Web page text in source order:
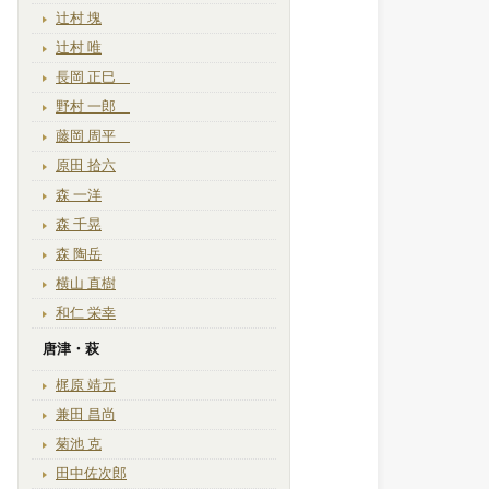
辻村 塊
辻村 唯
長岡 正巳
野村 一郎
藤岡 周平
原田 拾六
森 一洋
森 千晃
森 陶岳
横山 直樹
和仁 栄幸
唐津・萩
梶原 靖元
兼田 昌尚
菊池 克
田中佐次郎